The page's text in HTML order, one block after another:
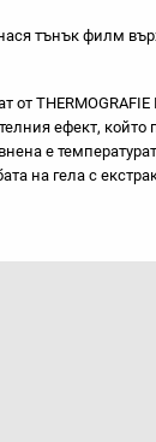
тънък филм
от THERMOGRAFIE
ефект, който
е
на гела с